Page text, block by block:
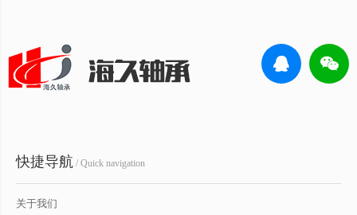
快捷导航 / Quick navigation
关于我们